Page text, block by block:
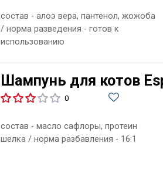
состав - алоэ вера, пантенол, жожоба
/ норма разведения - готов к
использованию
Шампунь для котов
0
состав - масло сафлоры, протеин
шелка / норма разбавления - 16:1